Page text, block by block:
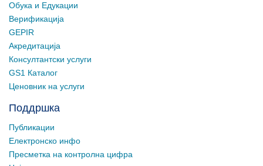
Обука и Едукации
Верификација
GEPIR
Акредитација
Консултантски услуги
GS1 Каталог
Ценовник на услуги
Поддршка
Публикации
Електронско инфо
Пресметка на контролна цифра